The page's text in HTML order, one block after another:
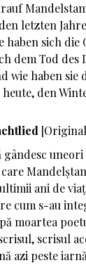
letzten
haben sich
dem Tod des
wie haben sie
heute, den
gândesc
ani de
cum s-au
moartea
scrisul
azi peste